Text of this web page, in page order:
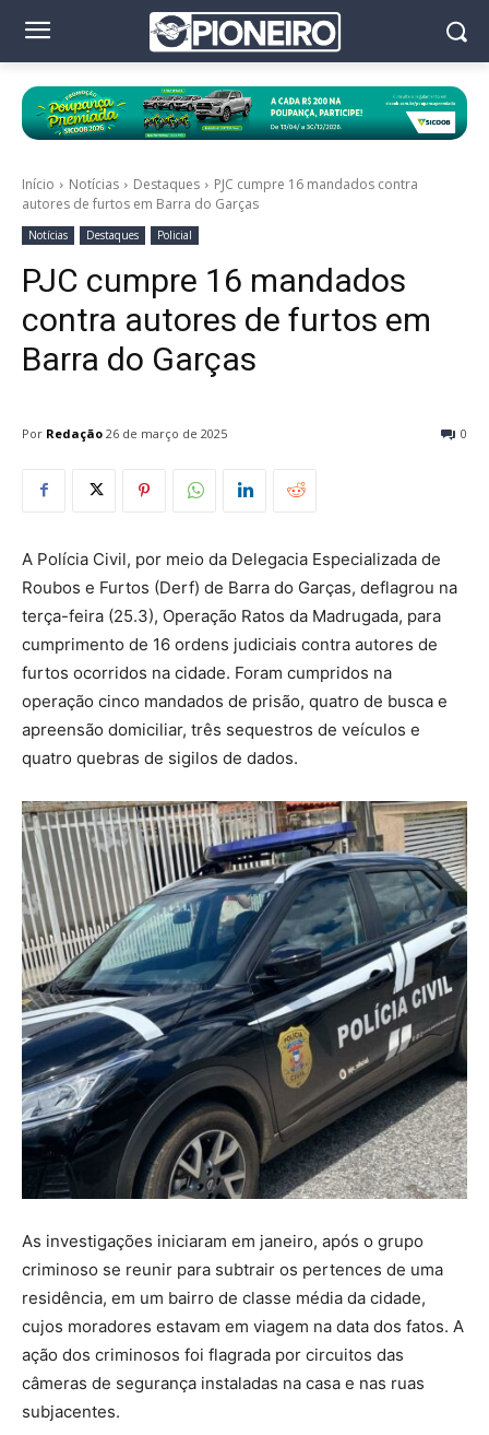
Início Notícias Destaques
PJC cumpre 16 mandados contra
autores de furtos em Barra do Garças
Notícias Destaques Policial
PJC cumpre 16 mandados
contra autores de furtos em
Barra do Garças
Por Redação 0
26 de março de 2025
A Polícia Civil, por meio da Delegacia Especializada de
Roubos e Furtos (Derf) de Barra do Garças, deflagrou na
terça-feira (25.3), Operação Ratos da Madrugada, para
cumprimento de 16 ordens judiciais contra autores de
furtos ocorridos na cidade. Foram cumpridos na
operação cinco mandados de prisão, quatro de busca e
apreensão domiciliar, três sequestros de veículos e
quatro quebras de sigilos de dados.
As investigações iniciaram em janeiro, após o grupo
criminoso se reunir para subtrair os pertences de uma
residência, em um bairro de classe média da cidade,
cujos moradores estavam em viagem na data dos fatos. A
ação dos criminosos foi flagrada por circuitos das
câmeras de segurança instaladas na casa e nas ruas
subjacentes.